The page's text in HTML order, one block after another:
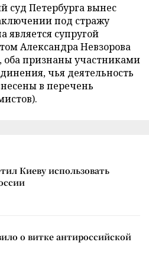
Петербурга вынес
под стражу
является супругой
Александра Невзорова
оба признаны участниками
чья деятельность
в перечень
Киеву использовать
о витке антироссийской